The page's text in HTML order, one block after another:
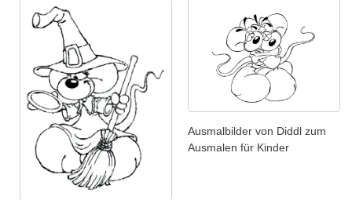
Ausmalbilder von Diddl zum
Ausmalen für Kinder